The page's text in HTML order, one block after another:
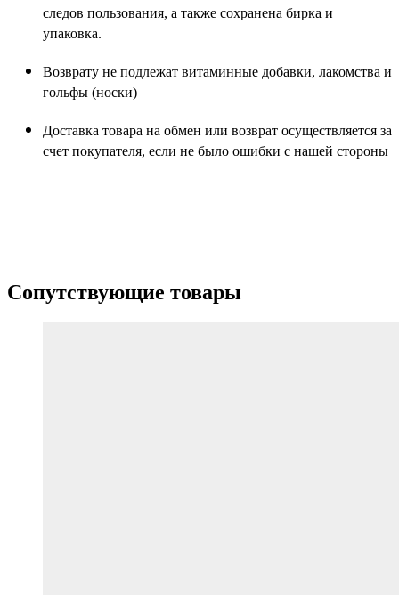
следов пользования, а также сохранена бирка и
упаковка.
Возврату не подлежат витаминные добавки, лакомства и
гольфы (носки)
Доставка товара на обмен или возврат осуществляется за
счет покупателя, если не было ошибки с нашей стороны
Сопутствующие товары